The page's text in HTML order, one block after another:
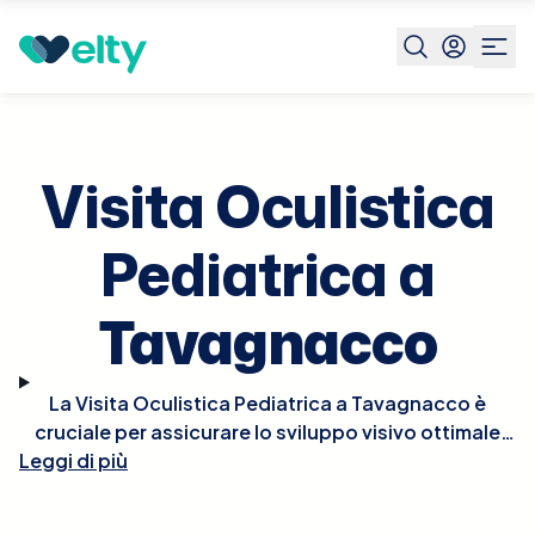
Prenota visita Visita Oculistica Pediatrica Tavagnacco
Visita Oculistica
Pediatrica a
Tavagnacco
La Visita Oculistica Pediatrica a Tavagnacco è
cruciale per assicurare lo sviluppo visivo ottimale
nei bambini e per identificare precocemente
Leggi di più